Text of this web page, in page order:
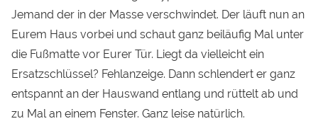
Jemand der in der Masse verschwindet. Der läuft nun an
Eurem Haus vorbei und schaut ganz beiläufig Mal unter
die Fußmatte vor Eurer Tür. Liegt da vielleicht ein
Ersatzschlüssel? Fehlanzeige. Dann schlendert er ganz
entspannt an der Hauswand entlang und rüttelt ab und
zu Mal an einem Fenster. Ganz leise natürlich.